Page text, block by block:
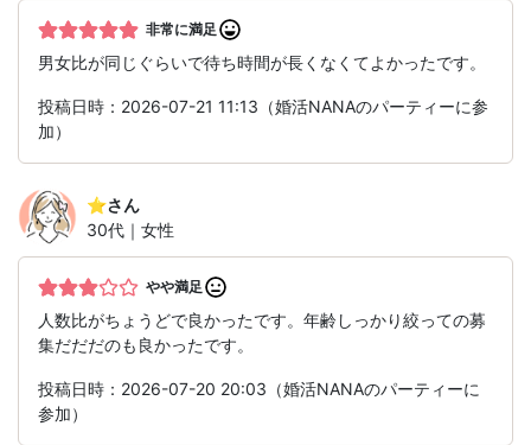
非常に満足
男女比が同じぐらいで待ち時間が長くなくてよかったです。
投稿日時：2026-07-21 11:13（婚活NANAのパーティーに参
加）
⭐︎さん
30代｜女性
やや満足
人数比がちょうどで良かったです。年齢しっかり絞っての募
集だだだのも良かったです。
投稿日時：2026-07-20 20:03（婚活NANAのパーティーに
参加）